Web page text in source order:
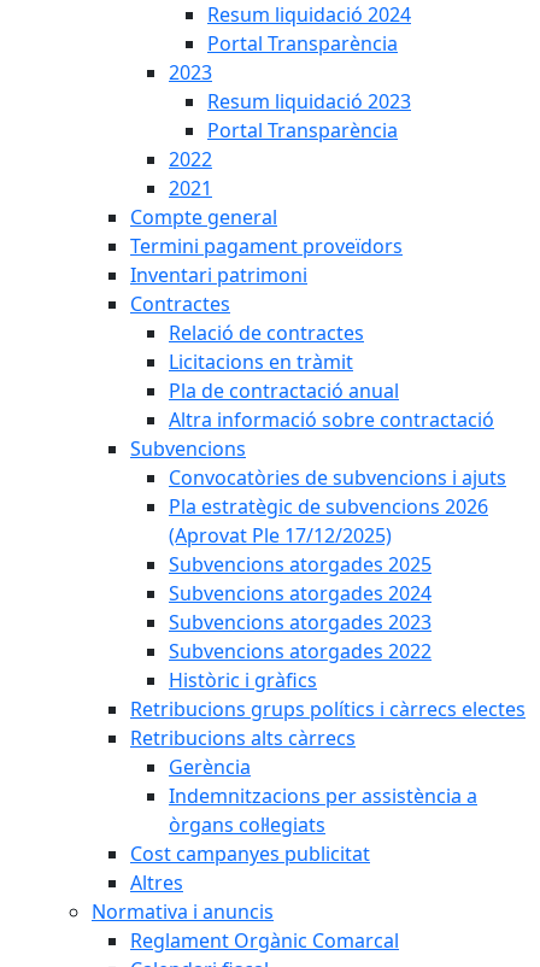
Resum liquidació 2024
Portal Transparència
2023
Resum liquidació 2023
Portal Transparència
2022
2021
Compte general
Termini pagament proveïdors
Inventari patrimoni
Contractes
Relació de contractes
Licitacions en tràmit
Pla de contractació anual
Altra informació sobre contractació
Subvencions
Convocatòries de subvencions i ajuts
Pla estratègic de subvencions 2026
(Aprovat Ple 17/12/2025)
Subvencions atorgades 2025
Subvencions atorgades 2024
Subvencions atorgades 2023
Subvencions atorgades 2022
Històric i gràfics
Retribucions grups polítics i càrrecs electes
Retribucions alts càrrecs
Gerència
Indemnitzacions per assistència a
òrgans col·legiats
Cost campanyes publicitat
Altres
Normativa i anuncis
Reglament Orgànic Comarcal